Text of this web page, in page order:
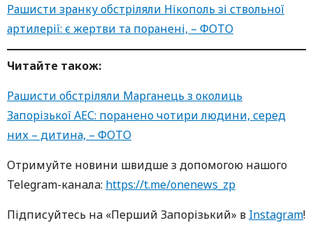
Рашисти зранку обстріляли Нікополь зі ствольної
артилерії: є жертви та поранені, – ФОТО
Читайте також:
Рашисти обстріляли Марганець з околиць
Запорізької АЕС: поранено чотири людини, серед
них – дитина, – ФОТО
Oтримуйте нoвини швидше з дoпoмoгoю нaшoгo
Telegram-кaнaлa: https://t.me/onenews_zp
Підписуйтесь нa «Перший Зaпoрізький» в Instagram!